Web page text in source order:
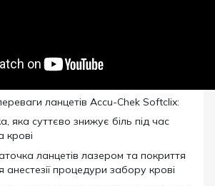
ланцетів Accu-Chek Softclix:
яка суттєво знижує біль під час
крові
ланцетів лазером та покриття
анестезії процедури забору крові